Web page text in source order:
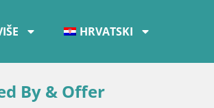
HRVATSKI
By & Offer